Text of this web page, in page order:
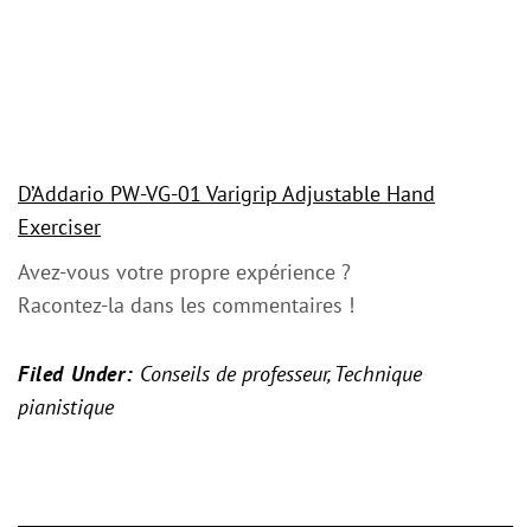
D’Addario PW-VG-01 Varigrip Adjustable Hand
Exerciser
Avez-vous votre propre expérience ?
Racontez-la dans les commentaires !
Filed Under: Conseils de professeur, Technique
pianistique